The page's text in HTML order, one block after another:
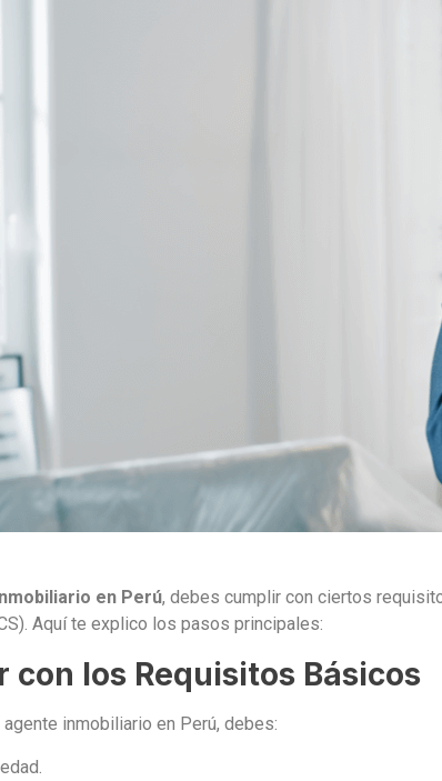
en Perú, debes cumplir con ciertos
Aquí te explico los pasos principales:
con los Requisitos Básicos
inmobiliario en Perú, debes: